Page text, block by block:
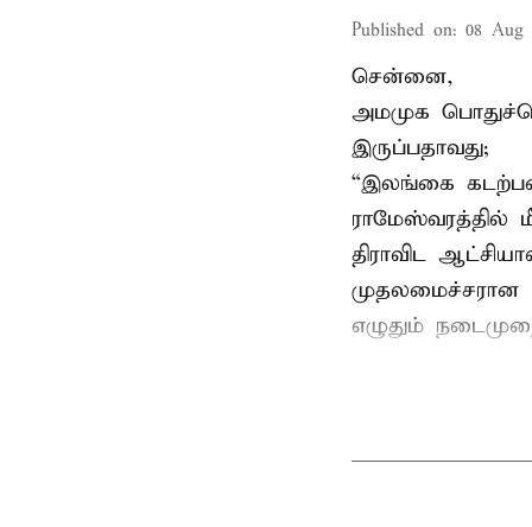
Published on: 08 Aug
சென்னை,
அமமுக
இருப்பதாவது;
“இலங்கை
ராமேஸ்வரத்தில்
திராவிட
முதலமைச்சரான
எழுதும்